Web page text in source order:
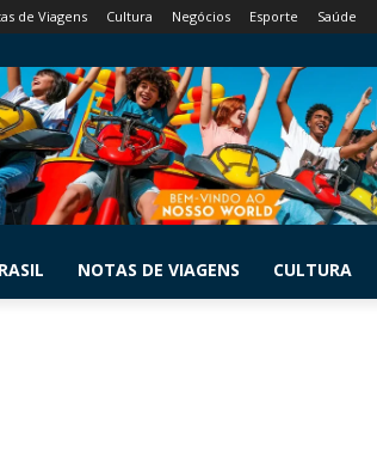
de Viagens Cultura Negócios Esporte Saúde
NOTAS DE VIAGENS CULTURA